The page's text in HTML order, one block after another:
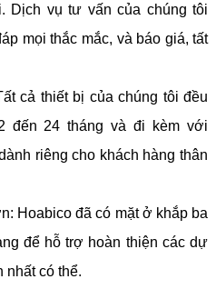
Dịch vụ tư vấn của chúng tôi
mọi thắc mắc, và báo giá, tất
cả thiết bị của chúng tôi đều
đến 24 tháng và đi kèm với
riêng cho khách hàng thân
Hoabico đã có mặt ở khắp ba
để hỗ trợ hoàn thiện các dự
nhất có thể.